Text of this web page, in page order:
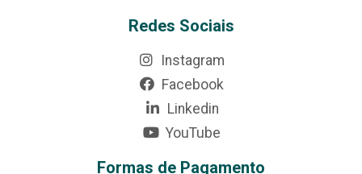
Redes Sociais
Instagram
Facebook
Linkedin
YouTube
Formas de Pagamento